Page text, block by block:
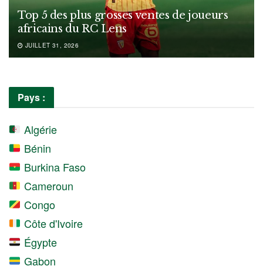
Top 5 des plus grosses ventes de joueurs
africains du RC Lens
JUILLET 31, 2026
Pays :
Algérie
Bénin
Burkina Faso
Cameroun
Congo
Côte d'Ivoire
Égypte
Gabon